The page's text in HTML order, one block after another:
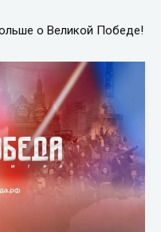
о Великой Победе!